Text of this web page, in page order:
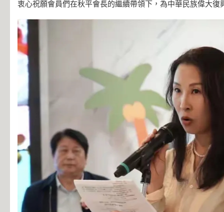
衷心祝願會員們在秋平會長的繼續帶領下，為中華民族偉大復